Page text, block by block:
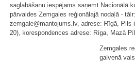
saglabāšanu iespējams saņemt Nacionālā
pārvaldes Zemgales reģionālajā nodaļā -
zemgale@mantojums.lv, adrese: Rīgā, Pils
20), korespondences adrese: Rīga, Mazā
Zemgales
galvenā